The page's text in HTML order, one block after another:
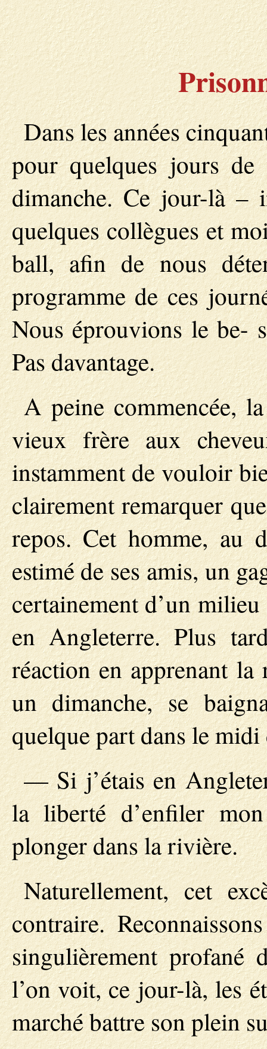
Dans les années
pour quelques jours
dimanche. Ce jour-là –
quelques collègues et
ball, afin de nous
programme de ces
Nous éprouvions le be-
Pas davantage.
A peine commencée,
vieux frère aux
instamment de vouloir
clairement remarquer
repos. Cet homme, au
estimé de ses amis, un
certainement d’un
en Angleterre. Plus
réaction en apprenant
un dimanche, se
quelque part dans le
— Si j’étais en
la liberté d’enfiler
plonger dans la rivière.
Naturellement, cet
contraire.
singulièrement profané
l’on voit, ce jour-là, les
marché battre son plein